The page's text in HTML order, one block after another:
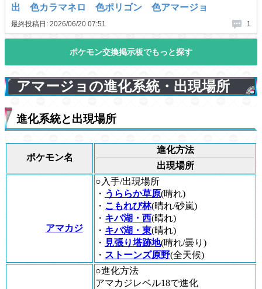
アマージョの進化系統・出現場所
進化系統と出現場所
ポケモン名
進化方法
出現場所
アマカジ
○入手/出現場所
・ うららか草原(晴れ)
・ こもれび林(晴れ/砂嵐)
・ キバ湖・西(晴れ)
・ キバ湖・東(晴れ)
・ 見張り塔跡地(晴れ/曇り)
・ ストーンズ原野(全天候)
○進化方法
アマカジレベル18で進化